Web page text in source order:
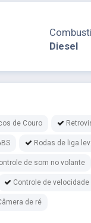
Diesel
de Couro
Rodas de liga
de som no volante
Controle de velocidade
de ré